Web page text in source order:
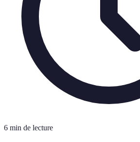
6 min de lecture